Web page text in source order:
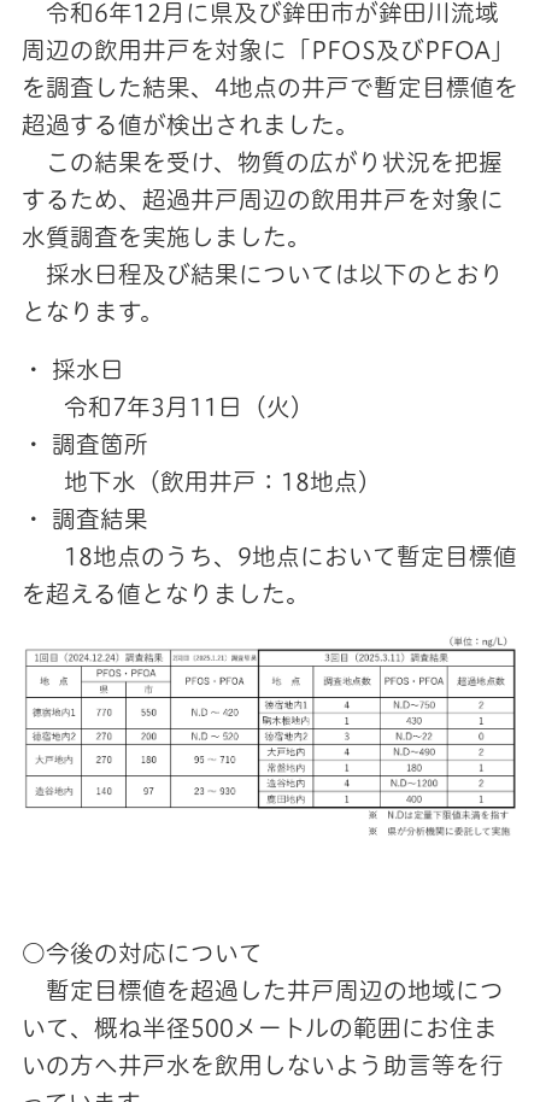
令和6年12月に県及び鉾田市が鉾田川流域
周辺の飲用井戸を対象に「PFOS及びPFOA」
を調査した結果、4地点の井戸で暫定目標値を
超過する値が検出されました。
この結果を受け、物質の広がり状況を把握
するため、超過井戸周辺の飲用井戸を対象に
水質調査を実施しました。
採水日程及び結果については以下のとおり
となります。
・ 採水日
令和7年3月11日（火）
・ 調査箇所
地下水（飲用井戸：18地点）
・ 調査結果
18地点のうち、9地点において暫定目標値
を超える値となりました。
○今後の対応について
暫定目標値を超過した井戸周辺の地域につ
いて、概ね半径500メートルの範囲にお住ま
いの方へ井戸水を飲用しないよう助言等を行